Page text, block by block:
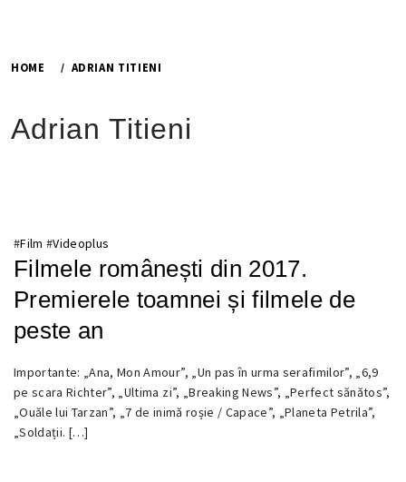
HOME ADRIAN TITIENI
Adrian Titieni
#Film #Videoplus
Filmele românești din 2017.
Premierele toamnei și filmele de
peste an
15
OCTOMBRIE
2017
Importante: „Ana, Mon Amour”, „Un pas în urma serafimilor”, „6,9
pe scara Richter”, „Ultima zi”, „Breaking News”, „Perfect sănătos”,
„Ouăle lui Tarzan”, „7 de inimă roșie / Capace”, „Planeta Petrila”,
„Soldații. […]